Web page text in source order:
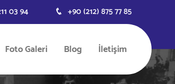
03 94 +90 (212) 875 77 85
Foto Galeri Blog İletişim